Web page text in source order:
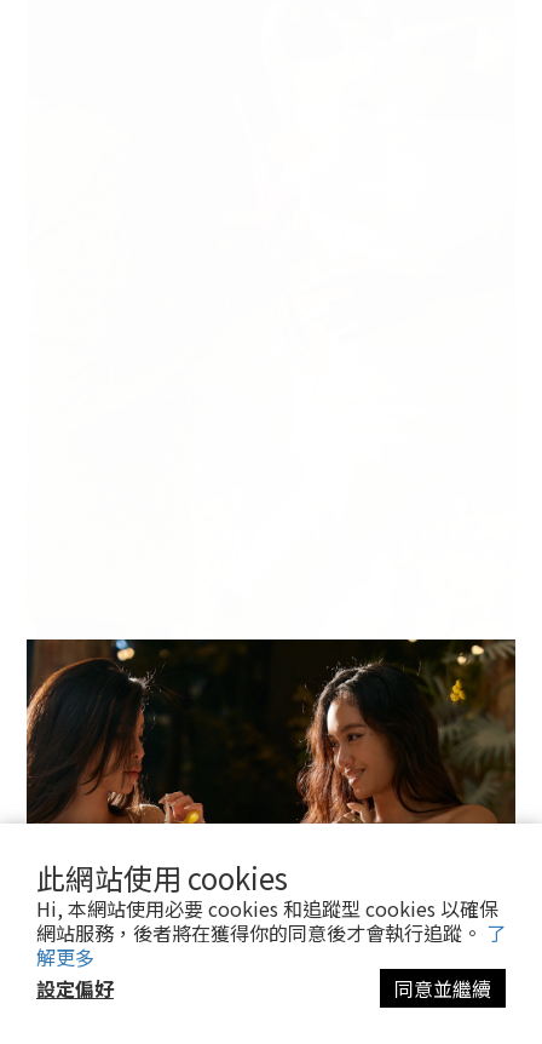
此網站使用 cookies
Hi, 本網站使用必要 cookies 和追蹤型 cookies 以確保
網站服務，後者將在獲得你的同意後才會執行追蹤。 了
解更多
設定偏好
同意並繼續